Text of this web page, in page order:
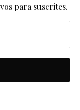
para suscrites.